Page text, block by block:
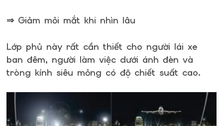
⇒ Giảm mỏi mắt khi nhìn lâu
Lớp phủ này rất cần thiết cho người lái xe
ban đêm, người làm việc dưới ánh đèn và
tròng kính siêu mỏng có độ chiết suất cao.